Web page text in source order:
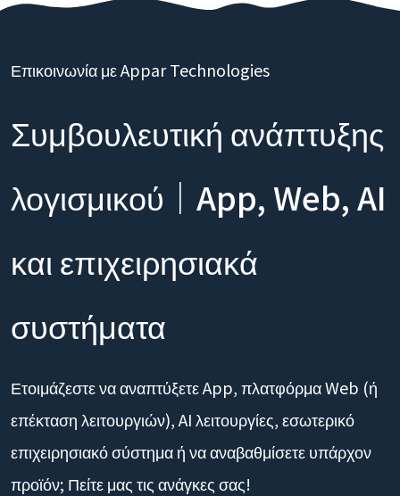
Επικοινωνία με Appar Technologies
Συμβουλευτική ανάπτυξης
λογισμικού｜App, Web, AI
και επιχειρησιακά
συστήματα
Ετοιμάζεστε να αναπτύξετε App, πλατφόρμα Web (ή
επέκταση λειτουργιών), AI λειτουργίες, εσωτερικό
επιχειρησιακό σύστημα ή να αναβαθμίσετε υπάρχον
προϊόν; Πείτε μας τις ανάγκες σας!